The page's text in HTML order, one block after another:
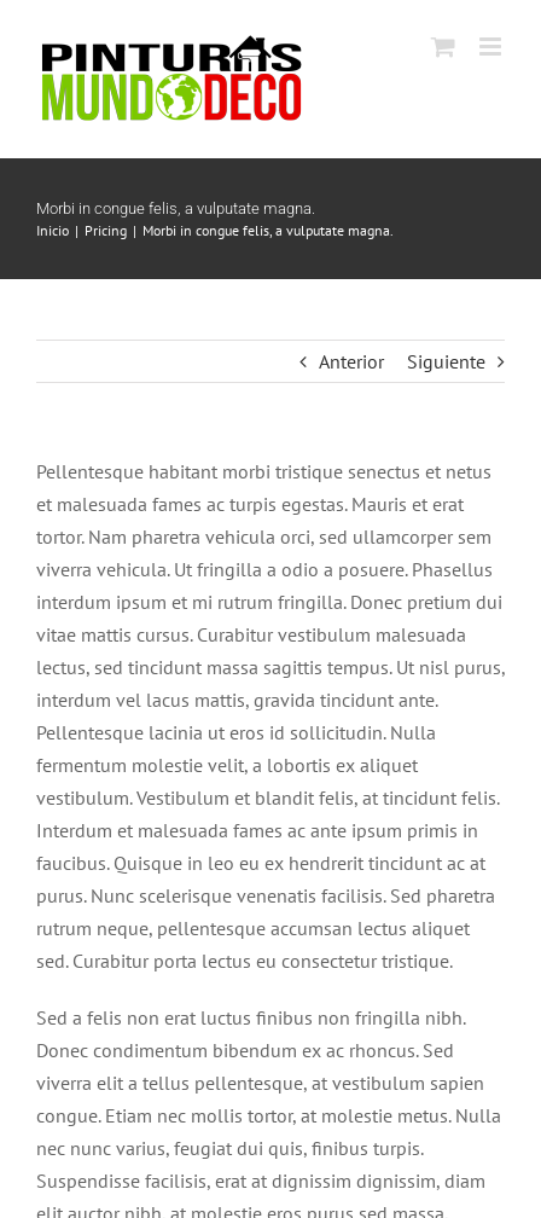
contenido
Morbi in congue felis, a vulputate magna.
Inicio
Pricing Morbi in congue felis, a vulputate magna.
Anterior Siguiente
Pellentesque habitant morbi tristique senectus et netus
et malesuada fames ac turpis egestas. Mauris et erat
tortor. Nam pharetra vehicula orci, sed ullamcorper sem
viverra vehicula. Ut fringilla a odio a posuere. Phasellus
interdum ipsum et mi rutrum fringilla. Donec pretium dui
vitae mattis cursus. Curabitur vestibulum malesuada
lectus, sed tincidunt massa sagittis tempus. Ut nisl purus,
interdum vel lacus mattis, gravida tincidunt ante.
Pellentesque lacinia ut eros id sollicitudin. Nulla
fermentum molestie velit, a lobortis ex aliquet
vestibulum. Vestibulum et blandit felis, at tincidunt felis.
Interdum et malesuada fames ac ante ipsum primis in
faucibus. Quisque in leo eu ex hendrerit tincidunt ac at
purus. Nunc scelerisque venenatis facilisis. Sed pharetra
rutrum neque, pellentesque accumsan lectus aliquet
sed. Curabitur porta lectus eu consectetur tristique.
Sed a felis non erat luctus finibus non fringilla nibh.
Donec condimentum bibendum ex ac rhoncus. Sed
viverra elit a tellus pellentesque, at vestibulum sapien
congue. Etiam nec mollis tortor, at molestie metus. Nulla
nec nunc varius, feugiat dui quis, finibus turpis.
Suspendisse facilisis, erat at dignissim dignissim, diam
elit auctor nibh, at molestie eros purus sed massa.